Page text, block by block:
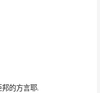
的方言耶.